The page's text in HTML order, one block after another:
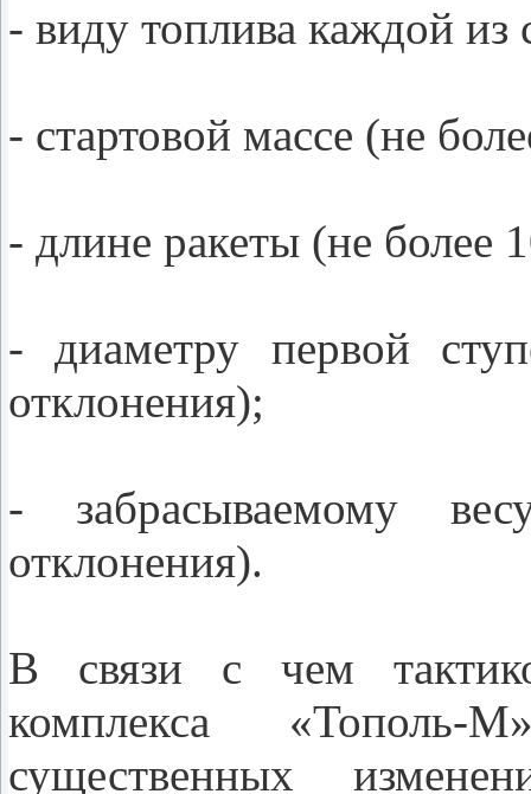
- виду топлива каждой из
- стартовой массе (не
- длине ракеты (не более
- диаметру первой
отклонения);
- забрасываемому
отклонения).
В связи с чем тактико-
комплекса
существенных